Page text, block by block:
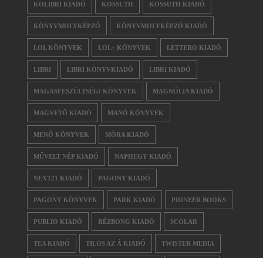
KOLIBRI KIADÓ KOSSUTH KOSSUTH KIADÓ
KÖNYVMOLYKÉPZŐ KÖNYVMOLYKÉPZŐ KIADÓ
LOL KÖNYVEK LOL+ KÖNYVEK LETTERO KIADÓ
LIBRI LIBRI KÖNYVKIADÓ LIBRI KIADÓ
MAGASFESZÜLTSÉG! KÖNYVEK MAGNÓLIA KIADÓ
MAGVETŐ KIADÓ MANÓ KÖNYVEK
MENŐ KÖNYVEK MÓRA KIADÓ
MŰVELT NÉP KIADÓ NAPHEGY KIADÓ
NEXT21 KIADÓ PAGONY KIADÓ
PAGONY KÖNYVEK PARK KIADÓ PIONEER BOOKS
PUBLIO KIADÓ RÉZBONG KIADÓ SCOLAR
TEA KIADÓ TILOS AZ Á KIADÓ TWISTER MEDIA